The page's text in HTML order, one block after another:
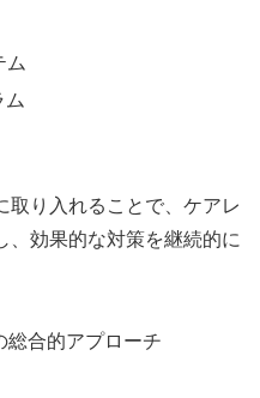
ム
ム
取り入れることで、ケアレ
、効果的な対策を継続的に
総合的アプローチ